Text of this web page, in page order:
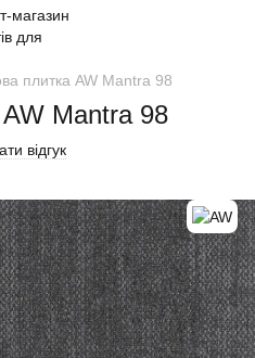
плитка AW Mantra 98
Mantra 98
відгук